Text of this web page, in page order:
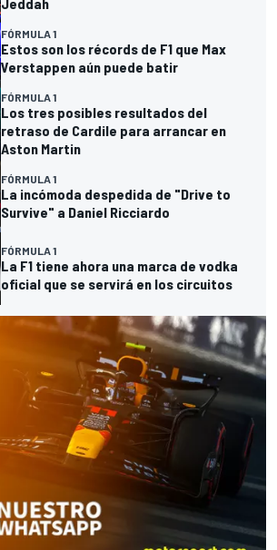
FÓRMULA 1
Estos son los récords de F1 que Max
Verstappen aún puede batir
FÓRMULA 1
Los tres posibles resultados del
retraso de Cardile para arrancar en
Aston Martin
FÓRMULA 1
La incómoda despedida de "Drive to
Survive" a Daniel Ricciardo
FÓRMULA 1
La F1 tiene ahora una marca de vodka
oficial que se servirá en los circuitos